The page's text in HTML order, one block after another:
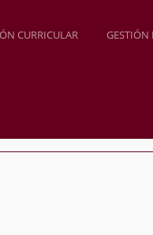
CURRICULAR GESTIÓN